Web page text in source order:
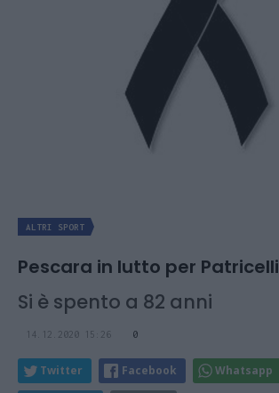
ALTRI SPORT
Pescara in lutto per Patricelli
Si è spento a 82 anni
14.12.2020 15:26 0
Twitter Facebook Whatsapp